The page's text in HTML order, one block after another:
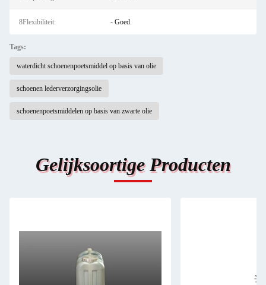
8Flexibiliteit: - Goed.
Tags:
waterdicht schoenenpoetsmiddel op basis van olie
schoenen lederverzorgingsolie
schoenenpoetsmiddelen op basis van zwarte olie
Gelijksoortige Producten